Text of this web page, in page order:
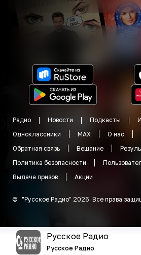
Радио Новости Подкасты
Одноклассники
MAX О нас
Обратная связь
Вещание
Политика безопасности
Выдача призов
Акции
© "Русское Радио" 2026. Все права
Русское Радио
Русское Радио